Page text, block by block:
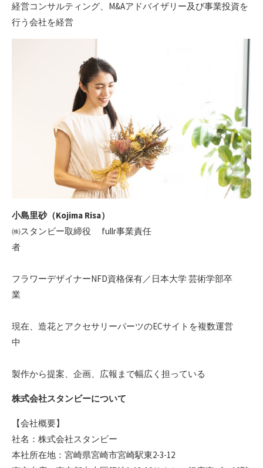
経営コンサルティング、M&Aアドバイザリー及び事業投資を
行う会社を経営
小島里砂（Kojima Risa）
㈱スタンビー取締役 fullr事業責任
者
フラワーデザイナーNFD資格保有／日本大学 芸術学部卒
業
現在、造花とアクセサリーパーツのECサイトを複数運営
中
製作から提案、企画、広報まで幅広く担っている
株式会社スタンビーについて
【会社概要】
社名：株式会社スタンビー
本社所在地：宮崎県宮崎市宮崎駅東2-3-12